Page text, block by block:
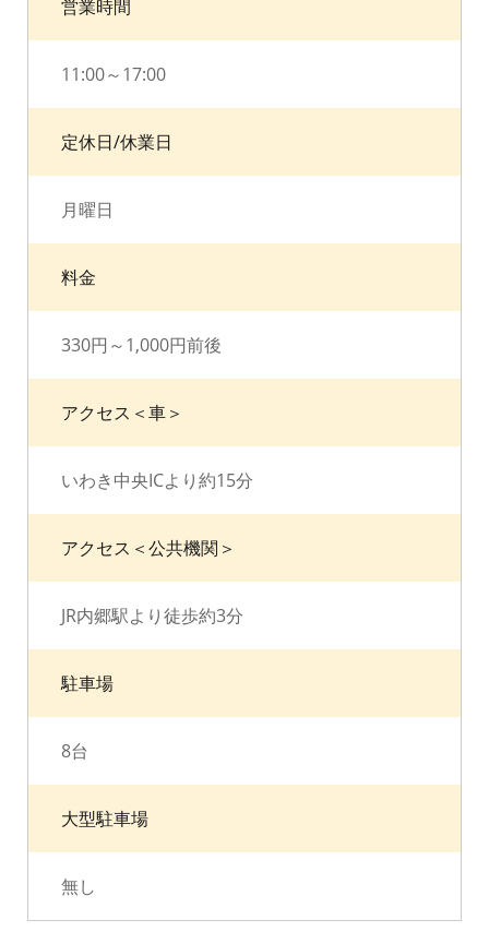
営業時間
11:00～17:00
定休日/休業日
月曜日
料金
330円～1,000円前後
アクセス＜車＞
いわき中央ICより約15分
アクセス＜公共機関＞
JR内郷駅より徒歩約3分
駐車場
8台
大型駐車場
無し